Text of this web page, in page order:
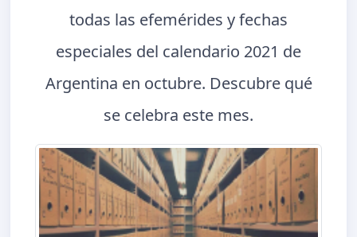
todas las efemérides y fechas
especiales del calendario 2021 de
Argentina en octubre. Descubre qué
se celebra este mes.